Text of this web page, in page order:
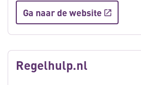
Ga naar de website
Regelhulp.nl